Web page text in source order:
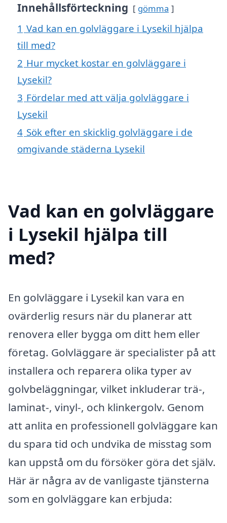
Innehållsförteckning gömma
1 Vad kan en golvläggare i Lysekil hjälpa
till med?
2 Hur mycket kostar en golvläggare i
Lysekil?
3 Fördelar med att välja golvläggare i
Lysekil
4 Sök efter en skicklig golvläggare i de
omgivande städerna Lysekil
Vad kan en golvläggare
i Lysekil hjälpa till
med?
En golvläggare i Lysekil kan vara en
ovärderlig resurs när du planerar att
renovera eller bygga om ditt hem eller
företag. Golvläggare är specialister på att
installera och reparera olika typer av
golvbeläggningar, vilket inkluderar trä-,
laminat-, vinyl-, och klinkergolv. Genom
att anlita en professionell golvläggare kan
du spara tid och undvika de misstag som
kan uppstå om du försöker göra det själv.
Här är några av de vanligaste tjänsterna
som en golvläggare kan erbjuda: